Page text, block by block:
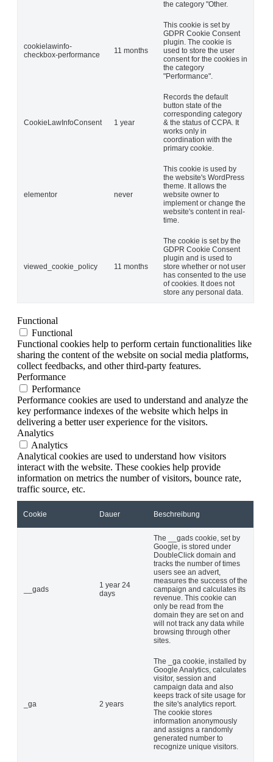
the category "Other.
cookielawinfo-
checkbox-performance
11 months
This cookie is set by
GDPR Cookie Consent
plugin. The cookie is
used to store the user
consent for the cookies in
the category
"Performance".
CookieLawInfoConsent 1 year
Records the default
button state of the
corresponding category
& the status of CCPA. It
works only in
coordination with the
primary cookie.
elementor never
This cookie is used by
the website's WordPress
theme. It allows the
website owner to
implement or change the
website's content in real-
time.
viewed_cookie_policy 11 months
The cookie is set by the
GDPR Cookie Consent
plugin and is used to
store whether or not user
has consented to the use
of cookies. It does not
store any personal data.
Functional
Functional
Functional cookies help to perform certain functionalities like
sharing the content of the website on social media platforms,
collect feedbacks, and other third-party features.
Performance
Performance
Performance cookies are used to understand and analyze the
key performance indexes of the website which helps in
delivering a better user experience for the visitors.
Analytics
Analytics
Analytical cookies are used to understand how visitors
interact with the website. These cookies help provide
information on metrics the number of visitors, bounce rate,
traffic source, etc.
Cookie Dauer Beschreibung
__gads
1 year 24
days
The __gads cookie, set by
Google, is stored under
DoubleClick domain and
tracks the number of times
users see an advert,
measures the success of the
campaign and calculates its
revenue. This cookie can
only be read from the
domain they are set on and
will not track any data while
browsing through other
sites.
_ga 2 years
The _ga cookie, installed by
Google Analytics, calculates
visitor, session and
campaign data and also
keeps track of site usage for
the site's analytics report.
The cookie stores
information anonymously
and assigns a randomly
generated number to
recognize unique visitors.